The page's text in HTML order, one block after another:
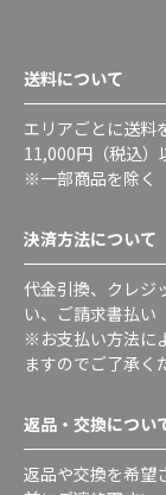
送料について
エリアごとに送料
11,000円（税込）
※一部商品を除く
決済方法について
代金引換、クレジ
い、ご請求書払い
※お支払い方法に
ますのでご了承く
返品・交換につい
返品や交換を希望